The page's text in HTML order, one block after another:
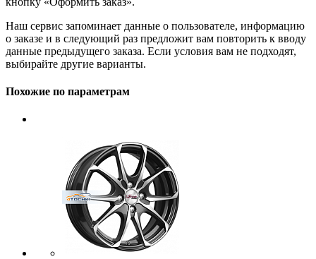
Наш сервис запоминает данные о пользователе, информацию
о заказе и в следующий раз предложит вам повторить к вводу
данные предыдущего заказа. Если условия вам не подходят,
выбирайте другие варианты.
Похожие по параметрам